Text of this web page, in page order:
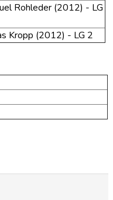
Rohleder (2012) - LG
Kropp (2012) - LG 2